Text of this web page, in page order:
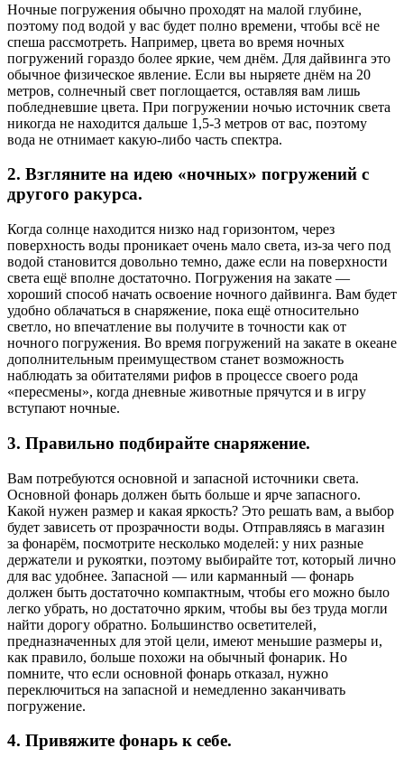
Ночные погружения обычно проходят на малой глубине,
поэтому под водой у вас будет полно времени, чтобы всё не
спеша рассмотреть. Например, цвета во время ночных
погружений гораздо более яркие, чем днём. Для дайвинга это
обычное физическое явление. Если вы ныряете днём на 20
метров, солнечный свет поглощается, оставляя вам лишь
побледневшие цвета. При погружении ночью источник света
никогда не находится дальше 1,5-3 метров от вас, поэтому
вода не отнимает какую-либо часть спектра.
2. Взгляните на идею «ночных» погружений с
другого ракурса.
Когда солнце находится низко над горизонтом, через
поверхность воды проникает очень мало света, из-за чего под
водой становится довольно темно, даже если на поверхности
света ещё вполне достаточно. Погружения на закате —
хороший способ начать освоение ночного дайвинга. Вам будет
удобно облачаться в снаряжение, пока ещё относительно
светло, но впечатление вы получите в точности как от
ночного погружения. Во время погружений на закате в океане
дополнительным преимуществом станет возможность
наблюдать за обитателями рифов в процессе своего рода
«пересмены», когда дневные животные прячутся и в игру
вступают ночные.
3. Правильно подбирайте снаряжение.
Вам потребуются основной и запасной источники света.
Основной фонарь должен быть больше и ярче запасного.
Какой нужен размер и какая яркость? Это решать вам, а выбор
будет зависеть от прозрачности воды. Отправляясь в магазин
за фонарём, посмотрите несколько моделей: у них разные
держатели и рукоятки, поэтому выбирайте тот, который лично
для вас удобнее. Запасной — или карманный — фонарь
должен быть достаточно компактным, чтобы его можно было
легко убрать, но достаточно ярким, чтобы вы без труда могли
найти дорогу обратно. Большинство осветителей,
предназначенных для этой цели, имеют меньшие размеры и,
как правило, больше похожи на обычный фонарик. Но
помните, что если основной фонарь отказал, нужно
переключиться на запасной и немедленно заканчивать
погружение.
4. Привяжите фонарь к себе.